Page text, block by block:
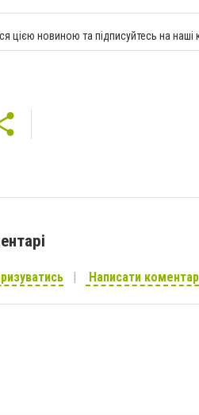
цією новиною та підписуйтесь на наші
Написати